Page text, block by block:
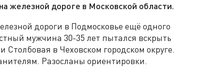
железной дороге в Московской области.
дороги в Подмосковье ещё одного
мужчина 30-35 лет пытался вскрыть
в Чеховском городском округе.
Разосланы ориентировки.